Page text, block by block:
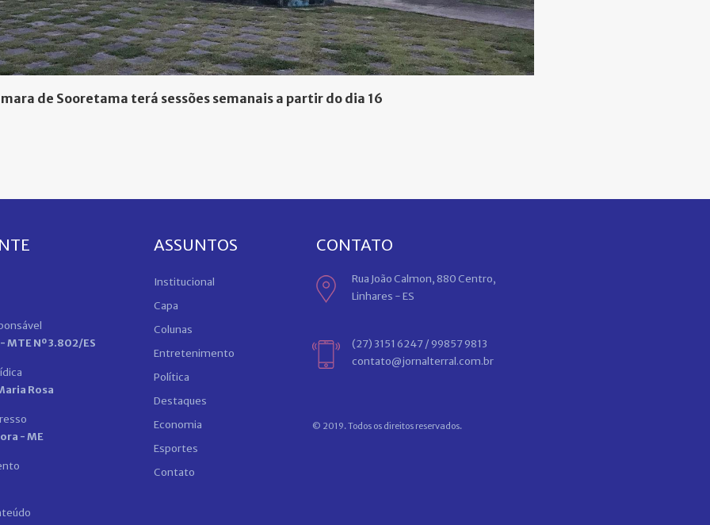
de Sooretama terá sessões semanais a partir do dia 16
MTE Nº 3.802/ES
Rosa
- ME
ASSUNTOS
Institucional
Capa
Colunas
Entretenimento
Política
Destaques
Economia
Esportes
Contato
CONTATO
Rua João Calmon, 880 Centro,
Linhares - ES
(27) 3151 6247 / 99857 9813
contato@jornalterral.com.br
© 2019. Todos os direitos reservados.